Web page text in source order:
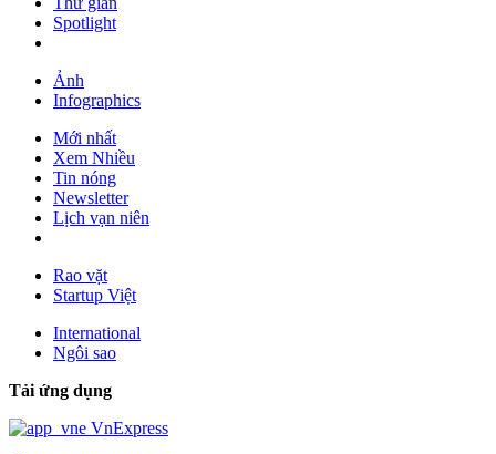
Spotlight
Ảnh
Infographics
Mới nhất
Xem Nhiều
Tin nóng
Newsletter
Lịch vạn niên
Rao vặt
Startup Việt
International
Ngôi sao
Tải ứng dụng
VnExpress